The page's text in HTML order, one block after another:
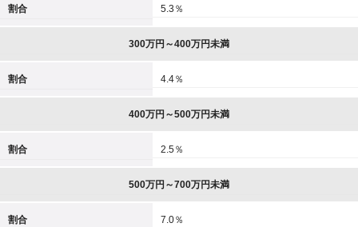
割合 5.3％
300万円～400万円未満
割合 4.4％
400万円～500万円未満
割合 2.5％
500万円～700万円未満
割合 7.0％